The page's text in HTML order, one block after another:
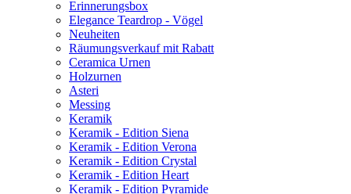
Erinnerungsbox
Elegance Teardrop - Vögel
Neuheiten
Räumungsverkauf mit Rabatt
Ceramica Urnen
Holzurnen
Asteri
Messing
Keramik
Keramik - Edition Siena
Keramik - Edition Verona
Keramik - Edition Crystal
Keramik - Edition Heart
Keramik - Edition Pyramide